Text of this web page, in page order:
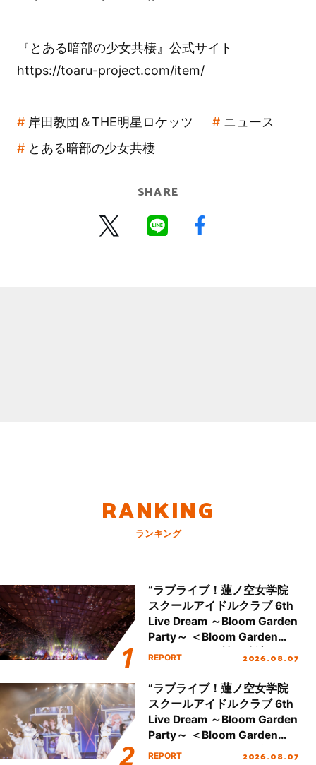
『とある暗部の少女共棲』公式サイト
https://toaru-project.com/item/
岸田教団＆THE明星ロケッツ
ニュース
とある暗部の少女共棲
SHARE
RANKING
ランキング
“ラブライブ！蓮ノ空女学院
スクールアイドルクラブ 6th
Live Dream ～Bloom Garden
Party～ ＜Bloom Garden
Party Stage／埼玉公演＞”
REPORT 2026.08.07
“ラブライブ！蓮ノ空女学院
スクールアイドルクラブ 6th
Live Dream ～Bloom Garden
Party～ ＜Bloom Garden
Party Stage／埼玉公演＞”
REPORT 2026.08.07